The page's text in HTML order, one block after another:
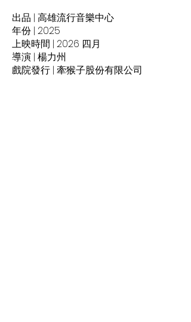
出品 | 高雄流行音樂中心
年份 | 2025
上映時間 | 2026 四月
導演 | 楊力州
戲院發行 | 牽猴子股份有限公司